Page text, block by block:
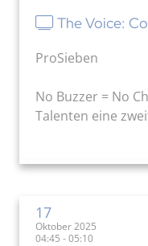
The Voice:
ProSieben
No Buzzer = No
Talenten eine
17
Oktober 2025
04:45 - 05:10